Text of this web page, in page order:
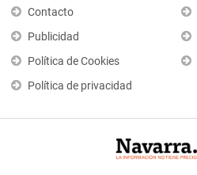
Contacto
Publicidad
Política de Cookies
Política de privacidad